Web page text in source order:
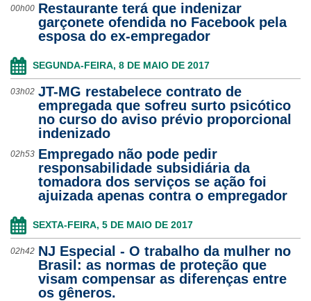
00h00 Restaurante terá que indenizar
garçonete ofendida no Facebook pela
esposa do ex-empregador
SEGUNDA-FEIRA, 8 DE MAIO DE 2017
03h02 JT-MG restabelece contrato de
empregada que sofreu surto psicótico
no curso do aviso prévio proporcional
indenizado
02h53 Empregado não pode pedir
responsabilidade subsidiária da
tomadora dos serviços se ação foi
ajuizada apenas contra o empregador
SEXTA-FEIRA, 5 DE MAIO DE 2017
02h42 NJ Especial - O trabalho da mulher no
Brasil: as normas de proteção que
visam compensar as diferenças entre
os gêneros.